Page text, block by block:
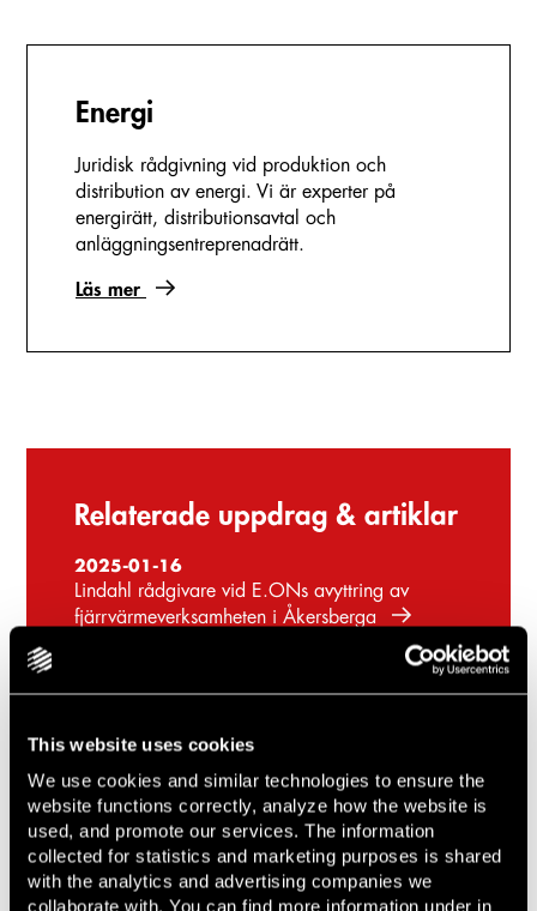
This website uses cookies
We use cookies and similar technologies to ensure the
website functions correctly, analyze how the website is
used, and promote our services. The information
collected for statistics and marketing purposes is shared
with the analytics and advertising companies we
collaborate with. You can find more information under in
Energi
Juridisk rådgivning vid produktion och
distribution av energi. Vi är experter på
energirätt, distributionsavtal och
anläggningsentreprenadrätt.
Läs mer
Relaterade uppdrag & artiklar
2025-01-16
Lindahl rådgivare vid E.ONs avyttring av
fjärrvärmeverksamheten i Åkersberga
2023-01-25
Lindahl biträder SeaTwirl AB vid
företrädesemission
2021-04-27
Lindahl rådgivare vid E.ON Sveriges avyttring
av marknadsledande biogaskoncern till St1